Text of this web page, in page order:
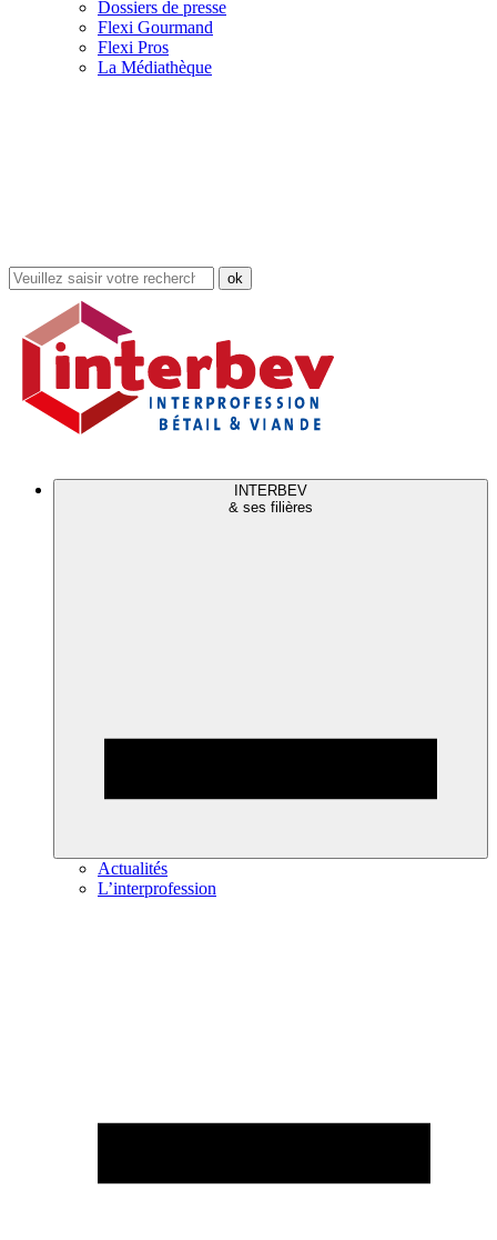
Dossiers de presse
Flexi Gourmand
Flexi Pros
La Médiathèque
Rechercher
dans
site
INTERBEV
& ses filières
Actualités
L’interprofession